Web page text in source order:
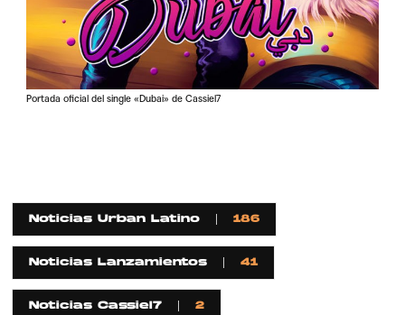
Portada oficial del single «Dubai» de Cassiel7
Noticias Urban Latino 186
Noticias Lanzamientos 41
Noticias Cassiel7 2